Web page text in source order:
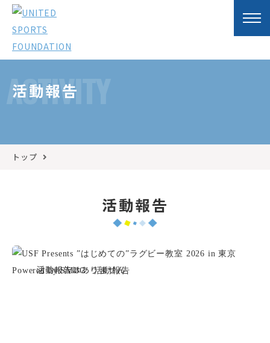
ACTIVITY
活動報告
トップ
活動報告